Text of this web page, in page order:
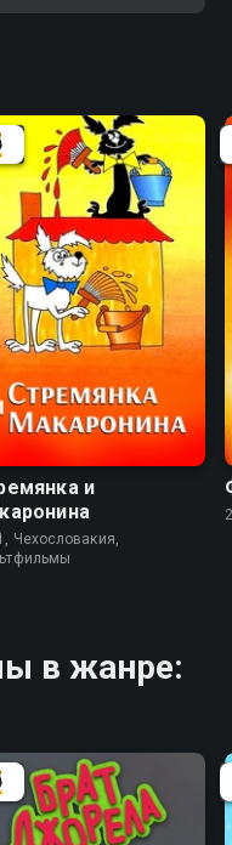
6.7
и
Чехословакия,
в жанре: